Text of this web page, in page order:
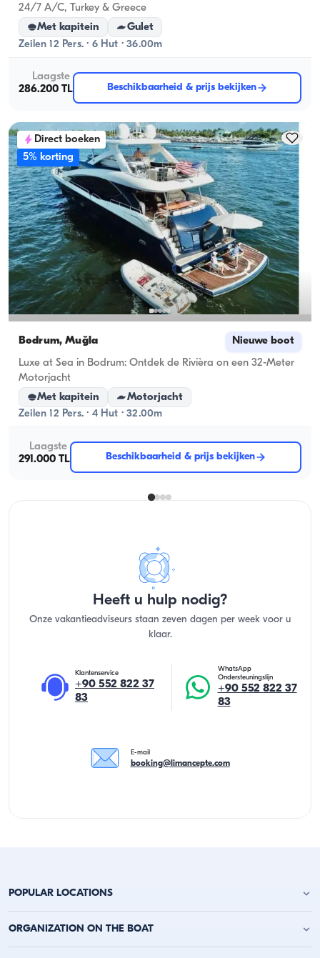
24/7 A/C, Turkey & Greece
Met kapitein
Gulet
Zeilen 12 Pers. · 6 Hut · 36.00m
Laagste
286.200 TL
Beschikbaarheid & prijs bekijken
Direct boeken
5% korting
Bodrum, Muğla Nieuwe boot
Luxe at Sea in Bodrum: Ontdek de Rivièra on een 32-Meter
Motorjacht
Met kapitein
Motorjacht
Zeilen 12 Pers. · 4 Hut · 32.00m
Laagste
291.000 TL
Beschikbaarheid & prijs bekijken
Heeft u hulp nodig?
Onze vakantieadviseurs staan zeven dagen per week voor u
klaar.
Klantenservice
+90 552 822 37
83
WhatsApp
Ondersteuningslijn
+90 552 822 37
83
E-mail
booking@limancepte.com
POPULAR LOCATIONS
Jachtverhuur Antalya
ORGANIZATION ON THE BOAT